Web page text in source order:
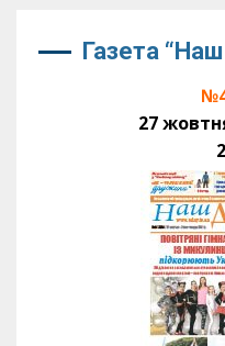
Газета
27